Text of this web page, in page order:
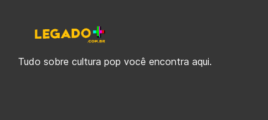
Tudo sobre cultura pop você encontra aqui.